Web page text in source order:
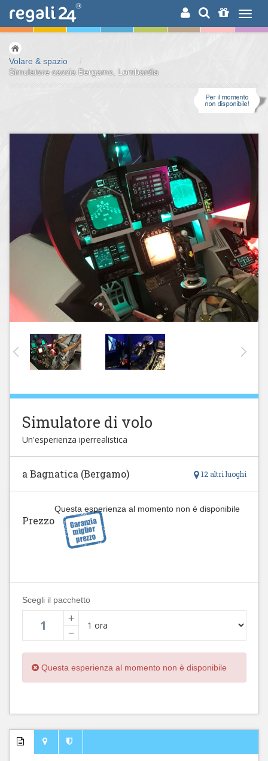
RICERCA
Volare & spazio
/
Simulatore caccia Bergamo, Lombardia
Simulatore di volo
Un'esperienza iperrealistica
12 altri luoghi
a Bagnatica (Bergamo)
Questa esperienza al momento non è disponibile
Prezzo
Scegli il pacchetto
+
−
Questa esperienza al momento non è disponibile